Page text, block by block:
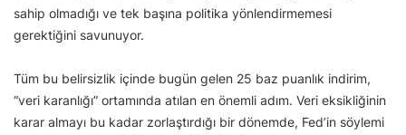
sahip olmadığı ve tek başına politika yönlendirmemesi
gerektiğini savunuyor.
Tüm bu belirsizlik içinde bugün gelen 25 baz puanlık indirim,
“veri karanlığı” ortamında atılan en önemli adım. Veri eksikliğinin
karar almayı bu kadar zorlaştırdığı bir dönemde, Fed’in söylemi